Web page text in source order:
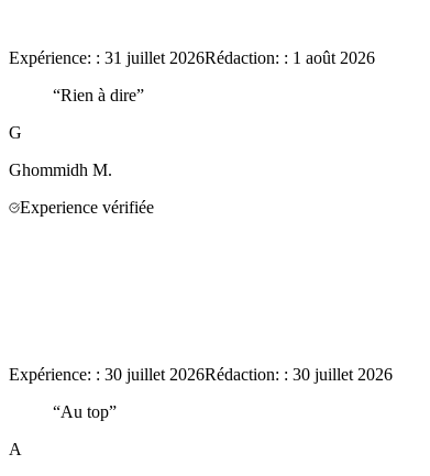
Expérience: : 31 juillet 2026Rédaction: : 1 août 2026
“Rien à dire”
G
Ghommidh M.
Experience vérifiée
Expérience: : 30 juillet 2026Rédaction: : 30 juillet 2026
“Au top”
A